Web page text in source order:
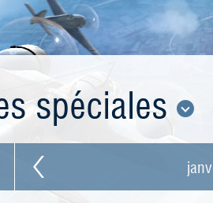
spéciales